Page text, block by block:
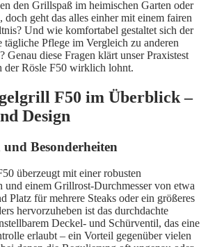
den Grillspaß im heimischen Garten oder
geht das alles einher mit einem fairen
Und wie komfortabel gestaltet sich der
tägliche Pflege im Vergleich zu anderen
diese Fragen klärt unser Praxistest
der Rösle F50 wirklich lohnt.
F50 im Überblick –
Design
und Besonderheiten
überzeugt mit einer robusten
einem Grillrost-Durchmesser von etwa
Platz für mehrere Steaks oder ein größeres
hervorzuheben ist das durchdachte
Deckel- und Schürventil, das eine
erlaubt – ein Vorteil gegenüber vielen